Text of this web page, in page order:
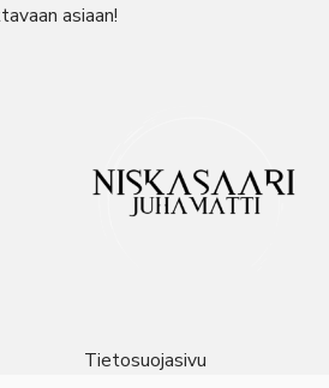
asiaan!
Tietosuojasivu